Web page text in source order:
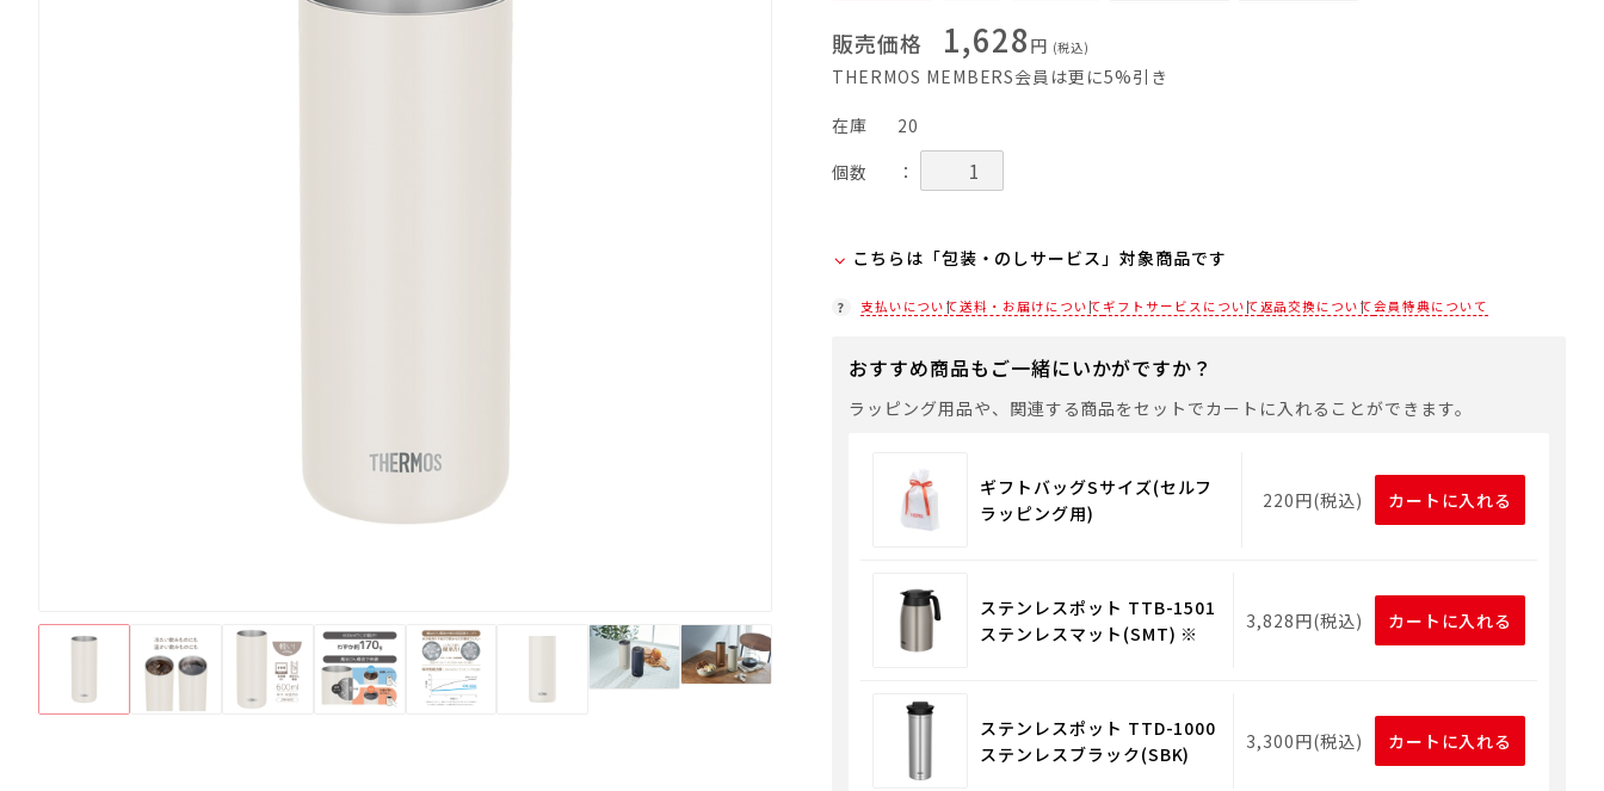
販売価格 1,628 円 (税込)
THERMOS MEMBERS会員は更に5%引き
在庫
20
個数
：
こちらは「包装・のしサービス」対象商品です
弊社での包装・のしを希望される場合は、商品をカートに入れた後に「会員限定のし・
「包装・のしサービス」には、手提げ袋やギフトバッグは含まれておりません。手提げ
袋やギフトバッグを希望される場合は、以下よりご購入をお願いいたします。
支払いについて送料・お届けについて ギフトサービスについて返品交換について会員特典について
おすすめ商品もご一緒にいかがですか？
ラッピング用品や、関連する商品をセットでカートに入れることができます。
ギフトバッグSサイズ(セルフ
ラッピング用)
220円(税込) カートに入れる
ステンレスポット TTB-1501
ステンレスマット(SMT) ※
3,828円(税込) カートに入れる
ステンレスポット TTD-1000
ステンレスブラック(SBK)
3,300円(税込) カートに入れる